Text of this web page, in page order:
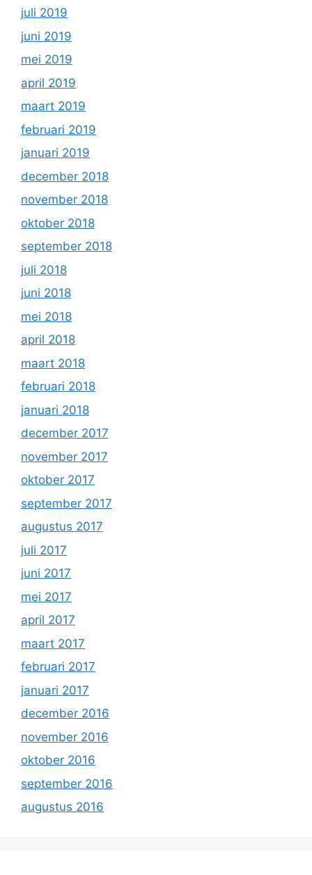
juli 2019
juni 2019
mei 2019
april 2019
maart 2019
februari 2019
januari 2019
december 2018
november 2018
oktober 2018
september 2018
juli 2018
juni 2018
mei 2018
april 2018
maart 2018
februari 2018
januari 2018
december 2017
november 2017
oktober 2017
september 2017
augustus 2017
juli 2017
juni 2017
mei 2017
april 2017
maart 2017
februari 2017
januari 2017
december 2016
november 2016
oktober 2016
september 2016
augustus 2016